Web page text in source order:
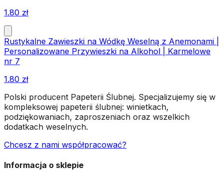
1.80 zł
Rustykalne Zawieszki na Wódkę Weselną z Anemonami |
Personalizowane Przywieszki na Alkohol | Karmelowe
nr 7
1.80 zł
Polski producent Papeterii Ślubnej. Specjalizujemy się w
kompleksowej papeterii ślubnej: winietkach,
podziękowaniach, zaproszeniach oraz wszelkich
dodatkach weselnych.
Chcesz z nami współpracować?
Informacja o sklepie